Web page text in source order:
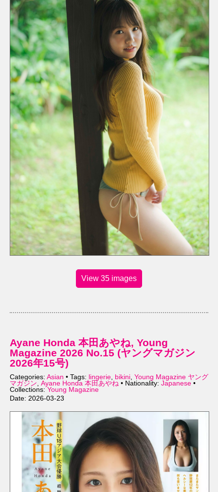
View 35 images
Ayane Honda 本田あやね, Young
Magazine 2026 No.15 (ヤングマガジン
2026年15号)
Categories: Asian • Tags: lingerie bikini Young Magazine ヤング
マガジン Ayane Honda 本田あやね • Nationality: Japanese •
Collections:Young Magazine
Date: 2026-03-23